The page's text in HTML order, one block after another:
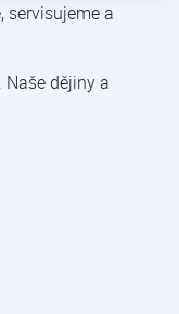
servisujeme a
dějiny a